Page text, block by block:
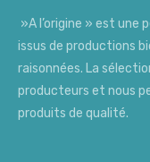
»A l’origine » est une
issus de productions
raisonnées. La
producteurs et nous
produits de qualité.